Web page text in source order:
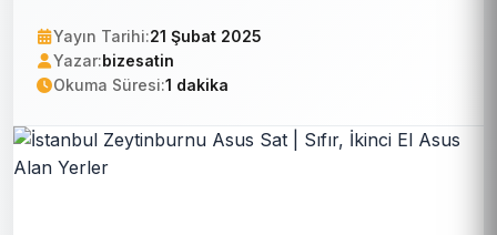
Yayın Tarihi:21 Şubat 2025
Yazar:bizesatin
Okuma Süresi:1 dakika